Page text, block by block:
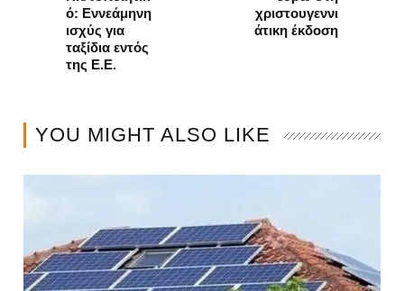
ό: Εννεάμηνη
ισχύς για
ταξίδια εντός
της Ε.Ε.
χριστουγεννι
άτικη έκδοση
YOU MIGHT ALSO LIKE